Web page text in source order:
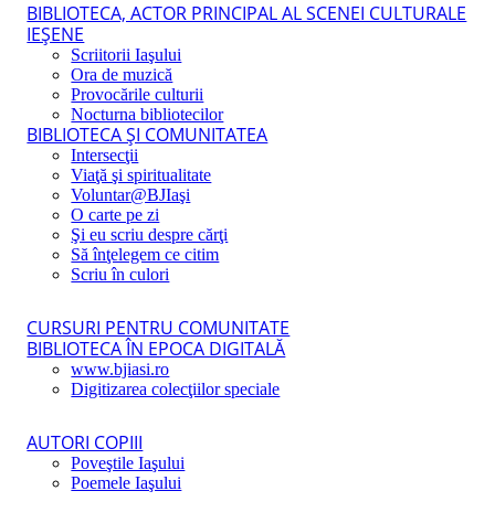
BIBLIOTECA, ACTOR PRINCIPAL AL SCENEI CULTURALE
IEŞENE
Scriitorii Iaşului
Ora de muzică
Provocările culturii
Nocturna bibliotecilor
BIBLIOTECA ŞI COMUNITATEA
Intersecţii
Viaţă şi spiritualitate
Voluntar@BJIaşi
O carte pe zi
Şi eu scriu despre cărţi
Să înţelegem ce citim
Scriu în culori
CURSURI PENTRU COMUNITATE
BIBLIOTECA ÎN EPOCA DIGITALĂ
www.bjiasi.ro
Digitizarea colecţiilor speciale
AUTORI COPIII
Poveştile Iaşului
Poemele Iaşului